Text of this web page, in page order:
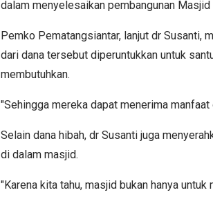
dalam menyelesaikan pembangunan Masjid
Pemko Pematangsiantar, lanjut dr Susanti,
dari dana tersebut diperuntukkan untuk
membutuhkan.
"Sehingga mereka dapat menerima
Selain dana hibah, dr Susanti juga
di dalam masjid.
"Karena kita tahu, masjid bukan hanya